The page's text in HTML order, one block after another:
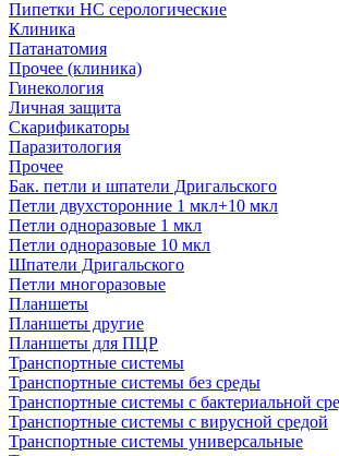
Пипетки НС серологические
Клиника
Патанатомия
Прочее (клиника)
Гинекология
Личная защита
Скарификаторы
Паразитология
Прочее
Бак. петли и шпатели Дригальского
Петли двухсторонние 1 мкл+10 мкл
Петли одноразовые 1 мкл
Петли одноразовые 10 мкл
Шпатели Дригальского
Петли многоразовые
Планшеты
Планшеты другие
Планшеты для ПЦР
Транспортные системы
Транспортные системы без среды
Транспортные системы с бактериальной
Транспортные системы с вирусной средой
Транспортные системы универсальные